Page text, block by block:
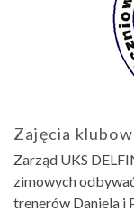
Zajęcia
Zarząd UKS
zimowych
trenerów Daniela i